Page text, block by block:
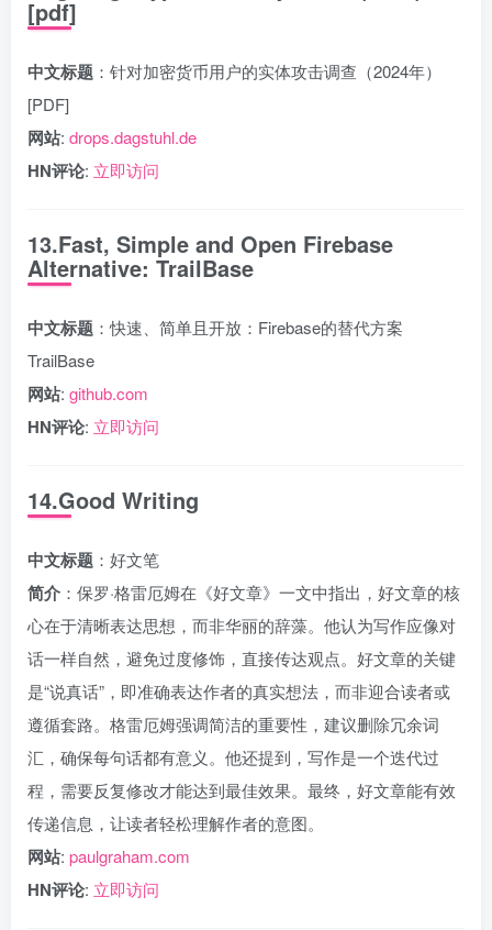
[pdf]
中文标题 ：针对加密货币用户的实体攻击调查（2024年）
[PDF]
网站: drops.dagstuhl.de
HN评论: 立即访问
13.Fast, Simple and Open Firebase
Alternative: TrailBase
中文标题 ：快速、简单且开放：Firebase的替代方案
TrailBase
网站: github.com
HN评论: 立即访问
14.Good Writing
中文标题 ：好文笔
简介 ：保罗·格雷厄姆在《好文章》一文中指出，好文章的核
心在于清晰表达思想，而非华丽的辞藻。他认为写作应像对
话一样自然，避免过度修饰，直接传达观点。好文章的关键
是“说真话”，即准确表达作者的真实想法，而非迎合读者或
遵循套路。格雷厄姆强调简洁的重要性，建议删除冗余词
汇，确保每句话都有意义。他还提到，写作是一个迭代过
程，需要反复修改才能达到最佳效果。最终，好文章能有效
传递信息，让读者轻松理解作者的意图。
网站: paulgraham.com
HN评论: 立即访问